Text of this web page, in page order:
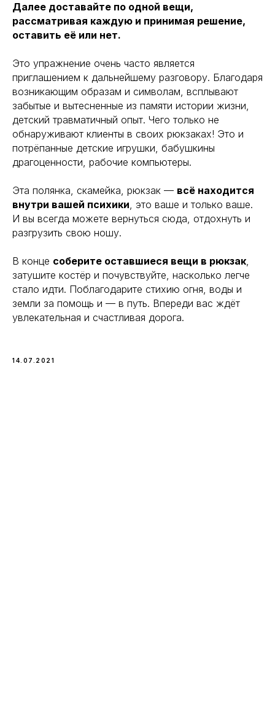
Далее доставайте по одной вещи,
рассматривая каждую и принимая решение,
оставить её или нет.
Это упражнение очень часто является
приглашением к дальнейшему разговору. Благодаря
возникающим образам и символам, всплывают
забытые и вытесненные из памяти истории жизни,
детский травматичный опыт. Чего только не
обнаруживают клиенты в своих рюкзаках! Это и
потрёпанные детские игрушки, бабушкины
драгоценности, рабочие компьютеры.
Эта полянка, скамейка, рюкзак — всё находится
внутри вашей психики, это ваше и только ваше.
И вы всегда можете вернуться сюда, отдохнуть и
разгрузить свою ношу.
В конце соберите оставшиеся вещи в рюкзак,
затушите костёр и почувствуйте, насколько легче
стало идти. Поблагодарите стихию огня, воды и
земли за помощь и — в путь. Впереди вас ждёт
увлекательная и счастливая дорога.
14.07.2021